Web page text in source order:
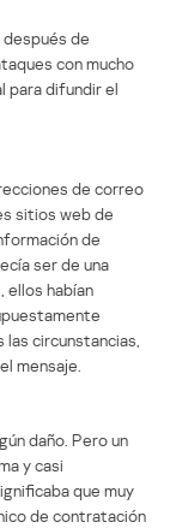
después de
con mucho
para difundir el
de correo
sitios web de
de
ser de una
ellos habían
circunstancias,
mensaje.
daño. Pero un
y casi
que muy
de contratación